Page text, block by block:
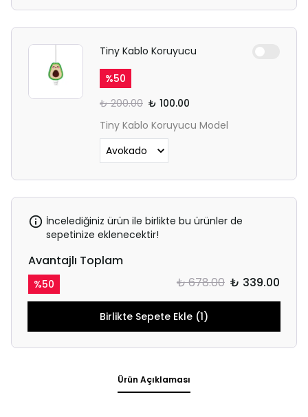
Tiny Kablo Koruyucu
%50
₺ 200.00 ₺ 100.00
Tiny Kablo Koruyucu Model
İncelediğiniz ürün ile birlikte bu ürünler de
sepetinize eklenecektir!
Avantajlı Toplam
%50 ₺ 678.00 ₺ 339.00
Birlikte Sepete Ekle (1)
Ürün Açıklaması